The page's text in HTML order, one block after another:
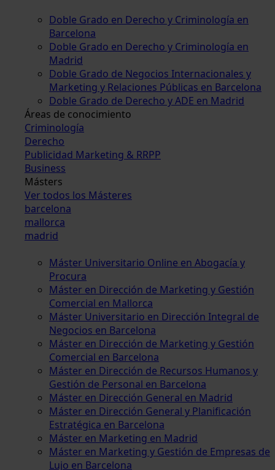
Doble Grado en Derecho y Criminología en
Barcelona
Doble Grado en Derecho y Criminología en
Madrid
Doble Grado de Negocios Internacionales y
Marketing y Relaciones Públicas en Barcelona
Doble Grado de Derecho y ADE en Madrid
Áreas de conocimiento
Criminología
Derecho
Publicidad Marketing & RRPP
Business
Másters
Ver todos los Másteres
barcelona
mallorca
madrid
Máster Universitario Online en Abogacía y
Procura
Máster en Dirección de Marketing y Gestión
Comercial en Mallorca
Máster Universitario en Dirección Integral de
Negocios en Barcelona
Máster en Dirección de Marketing y Gestión
Comercial en Barcelona
Máster en Dirección de Recursos Humanos y
Gestión de Personal en Barcelona
Máster en Dirección General en Madrid
Máster en Dirección General y Planificación
Estratégica en Barcelona
Máster en Marketing en Madrid
Máster en Marketing y Gestión de Empresas de
Lujo en Barcelona